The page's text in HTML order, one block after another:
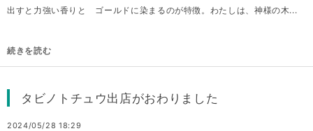
出すと力強い香りと ゴールドに染まるのが特徴。わたしは、神様の木...
続きを読む
タビノトチュウ出店がおわりました
2024/05/28 18:29